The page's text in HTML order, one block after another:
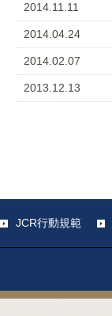
2014.11.11
2014.04.24
2014.02.07
2013.12.13
JCR行動規範